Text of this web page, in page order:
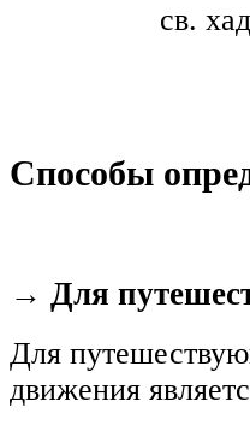
св.
Способы
→ Для
Для
движения